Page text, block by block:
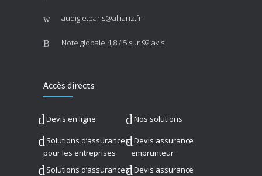
audigie.paris@allianz.fr
Note globale 4,8 / 5 sur 92 avis
Accès directs
Devis en ligne Nos solutions
Solutions d’assurances
pour les entreprises
Devis assurance
emprunteur
Solutions d’assurances Devis assurance